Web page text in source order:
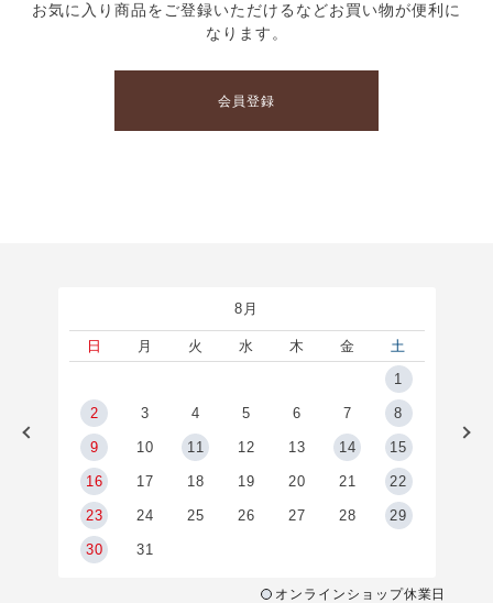
お気に入り商品をご登録いただけるなどお買い物が便利に
なります。
会員登録
8月
日 月 火 水 木 金
土
1
2 3 4 5 6 7 8
9 10 11 12 13 14 15
16 17 18 19 20 21 22
23 24 25 26 27 28 29
30 31
オンラインショップ休業日